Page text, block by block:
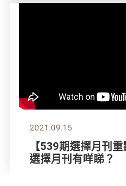
2021.09.15
【539期選擇月刊
選擇月刊有咩睇？